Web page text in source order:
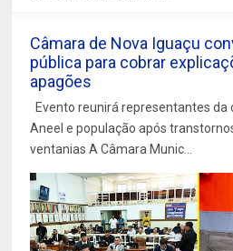
Câmara de Nova Iguaçu
pública para cobrar
apagões
Evento reunirá representantes da
Aneel e população após
ventanias A Câmara Munic...